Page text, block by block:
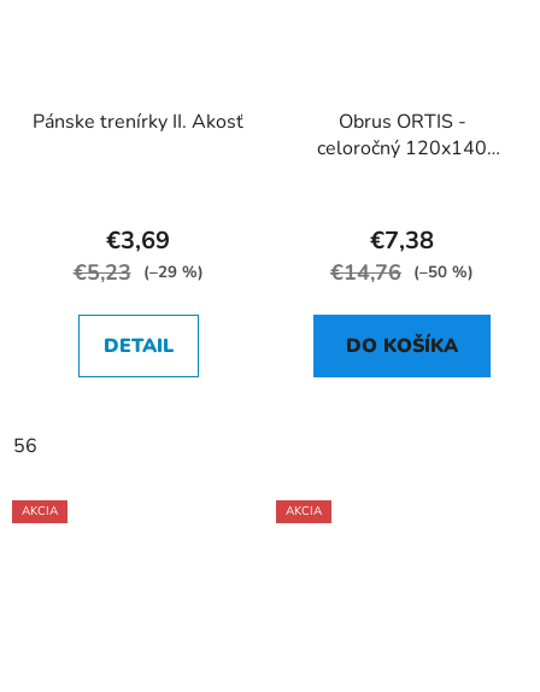
Pánske trenírky II. Akosť
€3,69
€5,23 (–29 %)
DETAIL
56
Obrus ORTIS -
celoročný 120x140
€7,38
€14,76 (–50 %)
DO KOŠÍKA
AKCIA AKCIA